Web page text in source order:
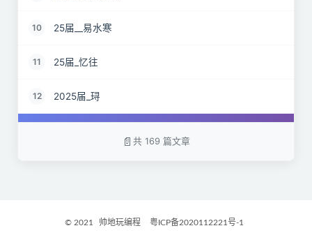
10 25届__易水寒
11 25届_忆往
12 2025届_𬍤
共 169 篇文章
© 2021 帅地玩编程 粤ICP备2020112221号-1